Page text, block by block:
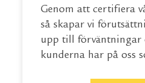
Genom att certifiera
så skapar vi
upp till förväntningar
kunderna har på oss